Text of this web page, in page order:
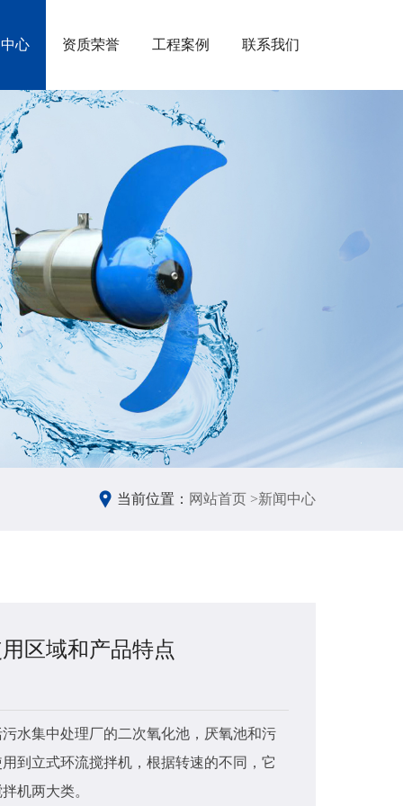
心 资质荣誉 工程案例 联系我们
当前位置： 网站首页 >新闻中心
区域和产品特点
水集中处理厂的二次氧化池，厌氧池和污
到立式环流搅拌机​，根据转速的不同，它
机两大类。